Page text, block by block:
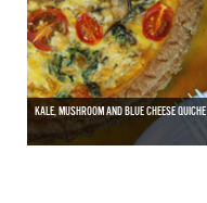
KALE, MUSHROOM AND BLUE CHEESE QUICHE